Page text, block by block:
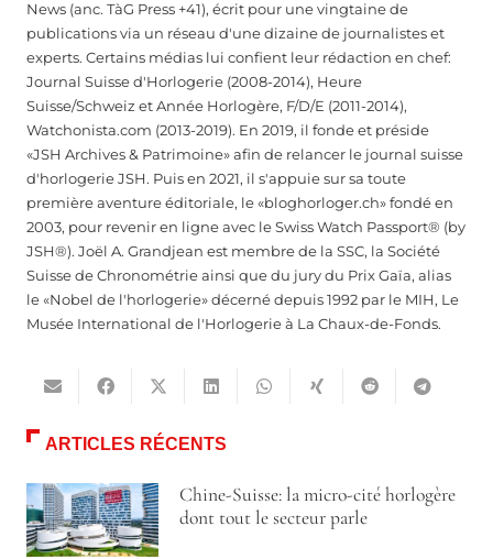
News (anc. TàG Press +41), écrit pour une vingtaine de
publications via un réseau d'une dizaine de journalistes et
experts. Certains médias lui confient leur rédaction en chef:
Journal Suisse d'Horlogerie (2008-2014), Heure
Suisse/Schweiz et Année Horlogère, F/D/E (2011-2014),
Watchonista.com (2013-2019). En 2019, il fonde et préside
«JSH Archives & Patrimoine» afin de relancer le journal suisse
d'horlogerie JSH. Puis en 2021, il s'appuie sur sa toute
première aventure éditoriale, le «bloghorloger.ch» fondé en
2003, pour revenir en ligne avec le Swiss Watch Passport® (by
JSH®). Joël A. Grandjean est membre de la SSC, la Société
Suisse de Chronométrie ainsi que du jury du Prix Gaïa, alias
le «Nobel de l'horlogerie» décerné depuis 1992 par le MIH, Le
Musée International de l'Horlogerie à La Chaux-de-Fonds.
ARTICLES RÉCENTS
Chine-Suisse: la micro-cité horlogère
dont tout le secteur parle